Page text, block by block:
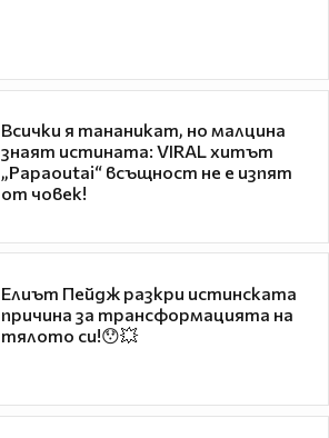
Всички я тананикат, но малцина
знаят истината: VIRAL хитът
„Papaoutai“ всъщност не е изпят
от човек!
Елиът Пейдж разкри истинската
причина за трансформацията на
тялото си!😯💥